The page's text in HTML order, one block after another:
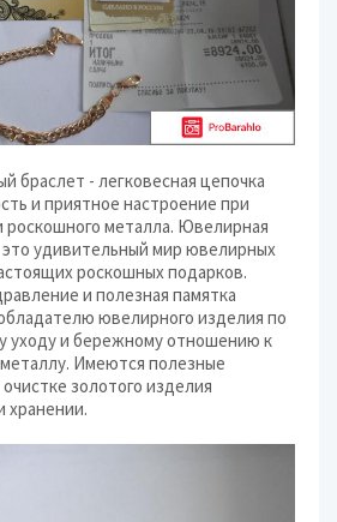
браслет - легковесная цепочка
и приятное настроение при
роскошного металла. Ювелирная
удивительный мир ювелирных
роскошных подарков.
и полезная памятка
ювелирного изделия по
уходу и бережному отношению к
Имеются полезные
золотого изделия
хранении.